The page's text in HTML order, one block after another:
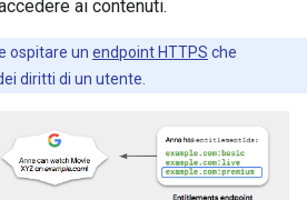
ai contenuti.
ospitare un endpoint HTTPS che
diritti di un utente.